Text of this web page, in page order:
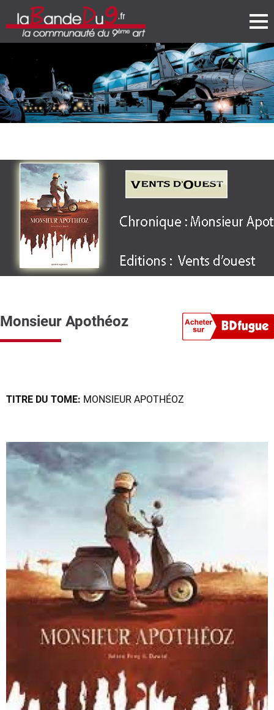
Monsieur Apothéoz
TITRE DU TOME: MONSIEUR APOTHÉOZ